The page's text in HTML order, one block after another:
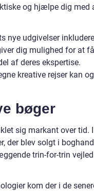
og hjælpe dig med
nye udgivelser
dig mulighed for at
af deres ekspertise.
kreative rejser kan
bøger
sig markant over tid.
der blev solgt i
trin-for-trin
kom der i de